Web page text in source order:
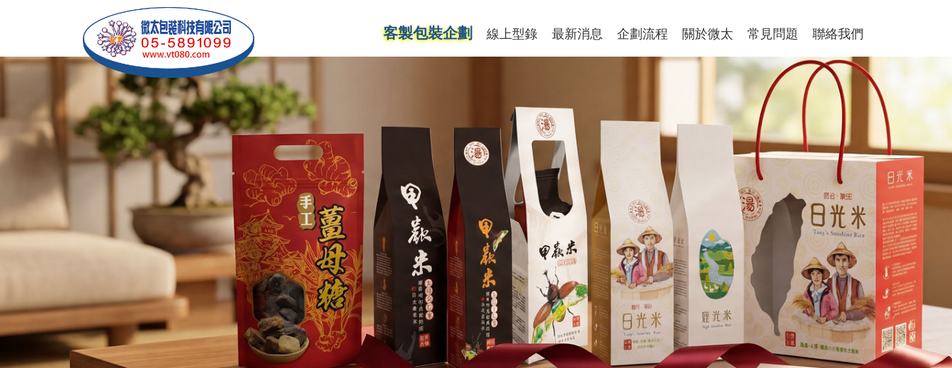
客製包裝企劃 線上型錄 最新消息 企劃流程 關於微太 常見問題 聯絡我們